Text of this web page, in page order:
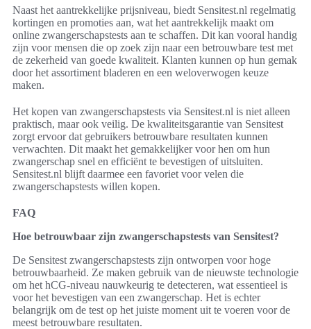
Naast het aantrekkelijke prijsniveau, biedt Sensitest.nl regelmatig
kortingen en promoties aan, wat het aantrekkelijk maakt om
online zwangerschapstests aan te schaffen. Dit kan vooral handig
zijn voor mensen die op zoek zijn naar een betrouwbare test met
de zekerheid van goede kwaliteit. Klanten kunnen op hun gemak
door het assortiment bladeren en een weloverwogen keuze
maken.
Het kopen van zwangerschapstests via Sensitest.nl is niet alleen
praktisch, maar ook veilig. De kwaliteitsgarantie van Sensitest
zorgt ervoor dat gebruikers betrouwbare resultaten kunnen
verwachten. Dit maakt het gemakkelijker voor hen om hun
zwangerschap snel en efficiënt te bevestigen of uitsluiten.
Sensitest.nl blijft daarmee een favoriet voor velen die
zwangerschapstests willen kopen.
FAQ
Hoe betrouwbaar zijn zwangerschapstests van Sensitest?
De Sensitest zwangerschapstests zijn ontworpen voor hoge
betrouwbaarheid. Ze maken gebruik van de nieuwste technologie
om het hCG-niveau nauwkeurig te detecteren, wat essentieel is
voor het bevestigen van een zwangerschap. Het is echter
belangrijk om de test op het juiste moment uit te voeren voor de
meest betrouwbare resultaten.